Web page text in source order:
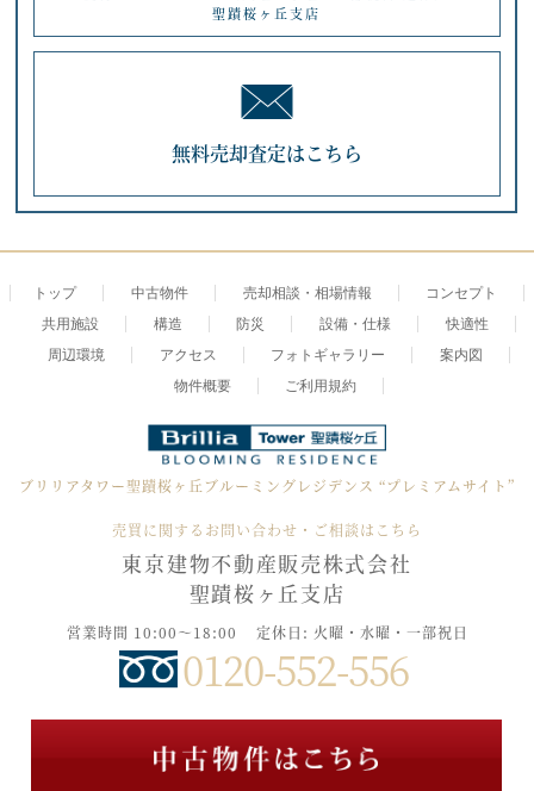
聖蹟桜ヶ丘支店
無料売却査定はこちら
トップ 中古物件 売却相談・相場情報
コンセプト
共用施設
構造 防災 設備・仕様
快適性
周辺環境
アクセス フォトギャラリー
案内図
物件概要
ご利用規約
ブリリアタワー聖蹟桜ヶ丘ブルーミングレジデンス “プレミアムサイト”
売買に関するお問い合わせ・ご相談はこちら
東京建物不動産販売株式会社
聖蹟桜ヶ丘支店
営業時間 10:00～18:00 定休日: 火曜・水曜・一部祝日
0120-552-556